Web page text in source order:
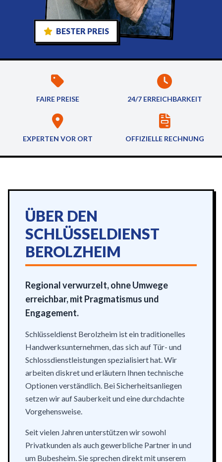
BESTER PREIS
FAIRE PREISE 24/7 ERREICHBARKEIT
EXPERTEN VOR ORT OFFIZIELLE RECHNUNG
ÜBER DEN
SCHLÜSSELDIENST
BEROLZHEIM
Regional verwurzelt, ohne Umwege
erreichbar, mit Pragmatismus und
Engagement.
Schlüsseldienst Berolzheim ist ein traditionelles
Handwerksunternehmen, das sich auf Tür- und
Schlossdienstleistungen spezialisiert hat. Wir
arbeiten diskret und erläutern Ihnen technische
Optionen verständlich. Bei Sicherheitsanliegen
setzen wir auf Sauberkeit und eine durchdachte
Vorgehensweise.
Seit vielen Jahren unterstützen wir sowohl
Privatkunden als auch gewerbliche Partner in und
um Bubesheim. Sie sprechen direkt mit unserem